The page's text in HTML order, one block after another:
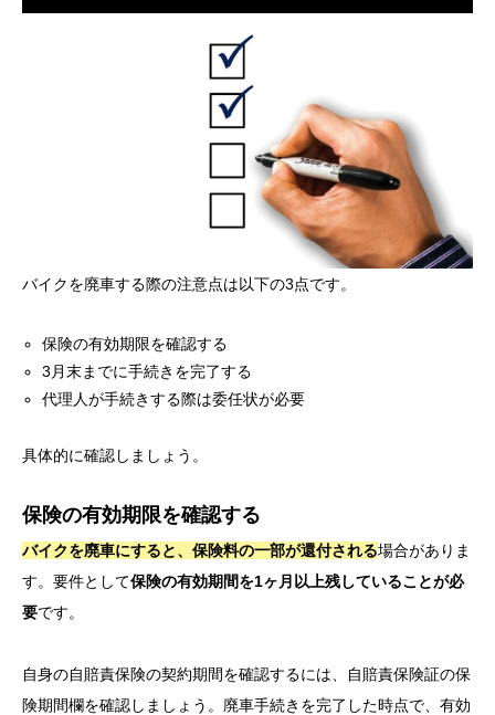
バイクを廃車する際の注意点は以下の3点です。
保険の有効期限を確認する
3月末までに手続きを完了する
代理人が手続きする際は委任状が必要
具体的に確認しましょう。
保険の有効期限を確認する
バイクを廃車にすると、保険料の一部が還付される場合がありま
す。要件として保険の有効期間を1ヶ月以上残していることが必
要です。
自身の自賠責保険の契約期間を確認するには、自賠責保険証の保
険期間欄を確認しましょう。廃車手続きを完了した時点で、有効